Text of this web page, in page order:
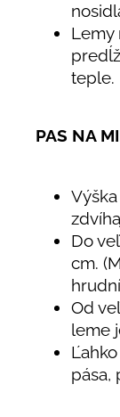
Lemy
teple.
PAS NA
Do
cm.
Od
leme
pása,